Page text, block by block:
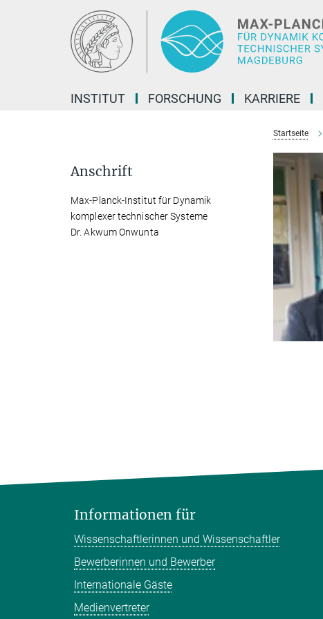
INSTITUT FORSCHUNG KARRIERE
Startseite
Anschrift
Max-Planck-Institut für Dynamik
komplexer technischer Systeme
Dr. Akwum Onwunta
Informationen für
Wissenschaftlerinnen und Wissenschaftler
Bewerberinnen und Bewerber
Internationale Gäste
Medienvertreter